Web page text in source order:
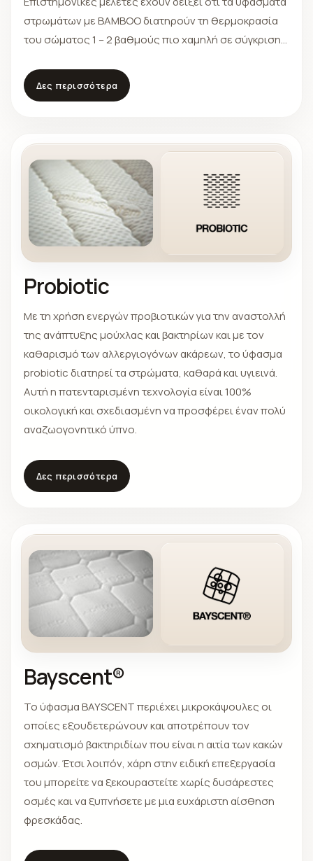
στρωμάτων με BAMBOO διατηρούν τη θερμοκρασία
του σώματος 1 – 2 βαθμούς πιο χαμηλή σε σύγκριση
υψηλή διαπνοή κατά τη διάρκεια του ύπνου
χαρίζοντας σε εσάς και την οικογένεια σας έναν
Δες περισσότερα
Probiotic
Με τη χρήση ενεργών προβιοτικών για την αναστολλή
της ανάπτυξης μούχλας και βακτηρίων και με τον
καθαρισμό των αλλεργιογόνων ακάρεων, το ύφασμα
probiotic διατηρεί τα στρώματα, καθαρά και υγιεινά.
Αυτή η πατενταρισμένη τεχνολογία είναι 100%
οικολογική και σχεδιασμένη να προσφέρει έναν πολύ
αναζωογονητικό ύπνο.
Δες περισσότερα
Bayscent®
Το ύφασμα BAYSCENT περιέχει μικροκάψουλες οι
οποίες εξουδετερώνουν και αποτρέπουν τον
σχηματισμό βακτηριδίων που είναι η αιτία των κακών
οσμών. Έτσι λοιπόν, χάρη στην ειδική επεξεργασία
του μπορείτε να ξεκουραστείτε χωρίς δυσάρεστες
οσμές και να ξυπνήσετε με μια ευχάριστη αίσθηση
φρεσκάδας.